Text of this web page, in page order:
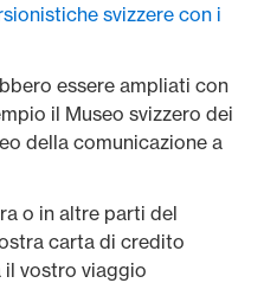
svizzere con i
essere ampliati con
il Museo svizzero dei
della comunicazione a
o in altre parti del
carta di credito
il vostro viaggio